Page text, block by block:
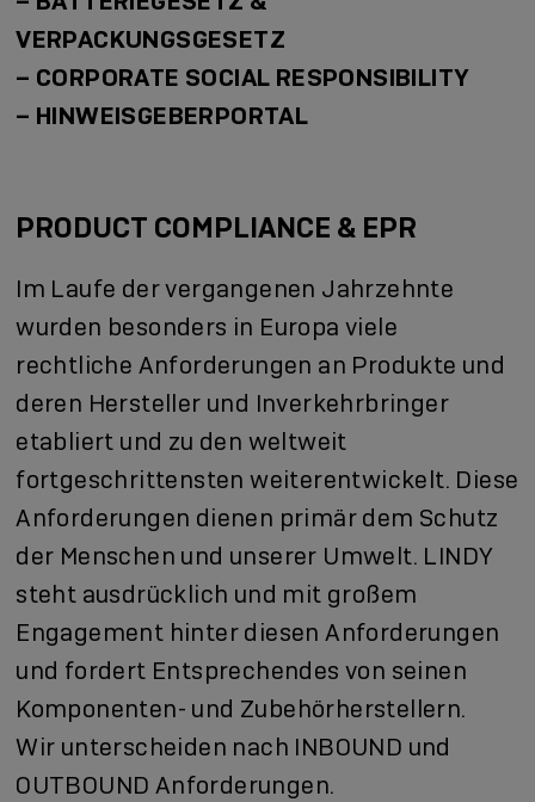
VERPACKUNGSGESETZ
– CORPORATE SOCIAL RESPONSIBILITY
– HINWEISGEBERPORTAL
PRODUCT COMPLIANCE & EPR
Im Laufe der vergangenen Jahrzehnte
wurden besonders in Europa viele
rechtliche Anforderungen an Produkte und
deren Hersteller und Inverkehrbringer
etabliert und zu den weltweit
fortgeschrittensten weiterentwickelt. Diese
Anforderungen dienen primär dem Schutz
der Menschen und unserer Umwelt. LINDY
steht ausdrücklich und mit großem
Engagement hinter diesen Anforderungen
und fordert Entsprechendes von seinen
Komponenten- und Zubehörherstellern.
Wir unterscheiden nach INBOUND und
OUTBOUND Anforderungen.